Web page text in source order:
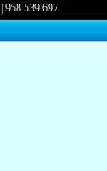
|958 539 697